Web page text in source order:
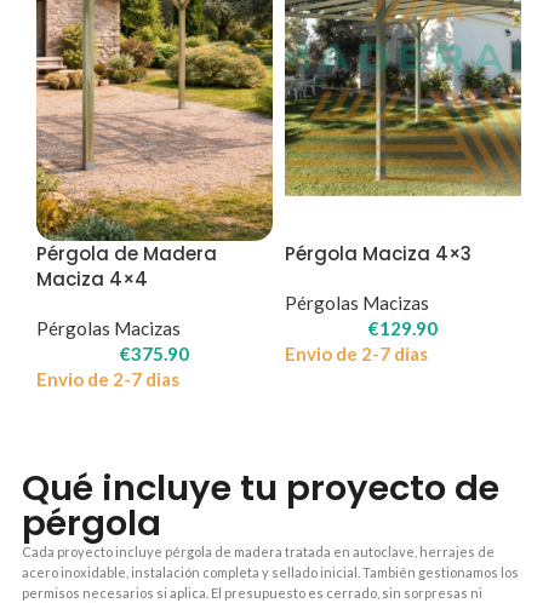
Pérgola de Madera
Maciza 4×4
Pérgolas Macizas
€375.90
Envio de 2-7 dias
Pérgola Maciza 4×3
Pérgolas Macizas
€129.90
Envio de 2-7 dias
Qué incluye tu proyecto de
pérgola
Cada proyecto incluye pérgola de madera tratada en autoclave, herrajes de
acero inoxidable, instalación completa y sellado inicial. También gestionamos los
permisos necesarios si aplica. El presupuesto es cerrado, sin sorpresas ni